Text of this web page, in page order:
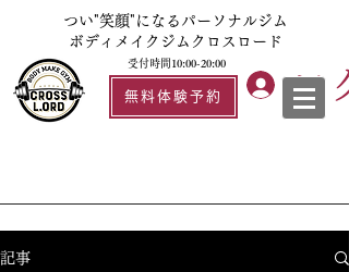
つい"笑顔"になるパーソナルジム
ボディメイクジムクロスロード
受付時間10:00-20:00
無料体験予約 ロ
記事